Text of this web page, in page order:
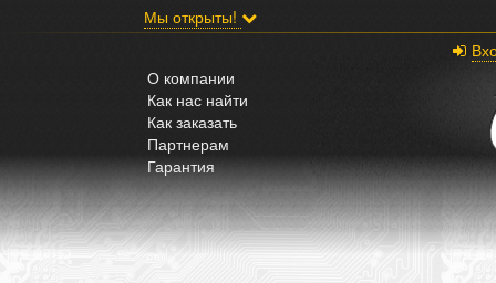
Мы открыты!
О компании
Как нас найти
Как заказать
Партнерам
Гарантия